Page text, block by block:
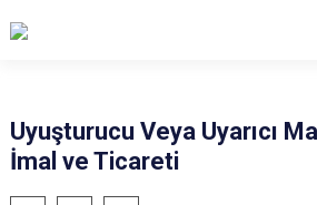
Uyuşturucu Veya Uyarıcı
İmal ve Ticareti